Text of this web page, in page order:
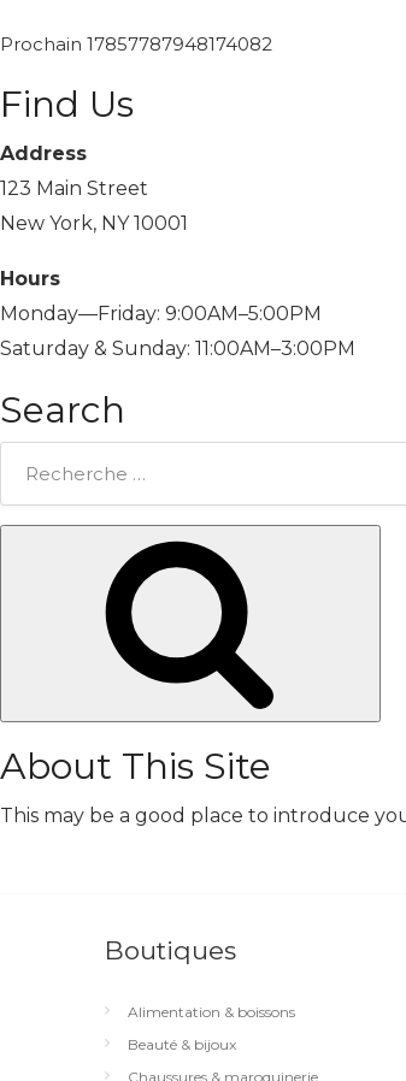
Prochain 17857787948174082
Find Us
Address
123 Main Street
New York, NY 10001
Hours
Monday—Friday: 9:00AM–5:00PM
Saturday & Sunday: 11:00AM–3:00PM
Search
About This Site
This may be a good place to introduce
Boutiques
Alimentation & boissons
Beauté & bijoux
Chaussures & maroquinerie